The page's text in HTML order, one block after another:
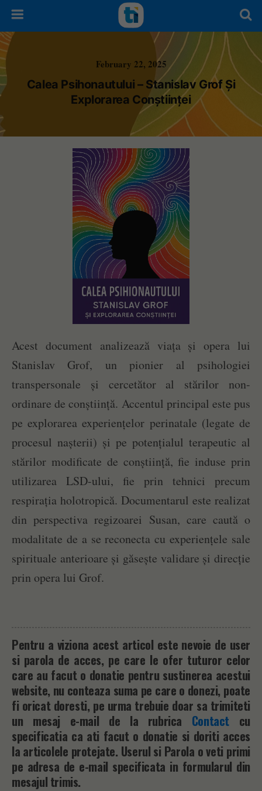
February 22, 2025
Calea Psihonautului – Stanislav Grof Și
Explorarea Conștiinței
Acest document analizează viața și opera lui
Stanislav Grof, un pionier al psihologiei
transpersonale și cercetător al stărilor non-
ordinare de conștiință. Accentul principal este pus
pe explorarea experiențelor perinatale (legate de
procesul nașterii) și pe potențialul terapeutic al
stărilor modificate de conștiință, fie induse prin
utilizarea LSD-ului, fie prin tehnici precum
respirația holotropică. Documentarul este realizat
din perspectiva regizoarei Susan, care caută o
modalitate de a se reconecta cu experiențele sale
spirituale anterioare și găsește validare și direcție
prin opera lui Grof.
Pentru a viziona acest articol este nevoie de user
si parola de acces, pe care le ofer tuturor celor
care au facut o donatie pentru sustinerea acestui
website, nu conteaza suma pe care o donezi, poate
fi oricat doresti, pe urma trebuie doar sa trimiteti
un mesaj e-mail de la rubrica Contact cu
specificatia ca ati facut o donatie si doriti acces
la articolele protejate. Userul si Parola o veti primi
pe adresa de e-mail specificata in formularul din
mesajul trimis.